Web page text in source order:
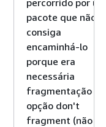
pacote que não
consiga
encaminhá-lo
porque era
necessária
fragmentação e
opção don't
fragment (não